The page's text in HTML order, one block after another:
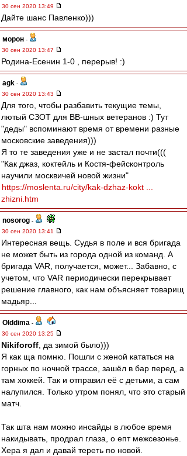
30 сен 2020 13:49
Дайте шанс Павленко)))
морон -
30 сен 2020 13:47
Родина-Есенин 1-0 , перерыв! :)
agk -
30 сен 2020 13:43
Для того, чтобы разбавить текущие темы,
лютый СЗОТ для ВВ-шных ветеранов :) Тут
"деды" вспоминают время от времени разные
московские заведения)))
Я то те заведения уже и не застал почти(((
"Как джаз, коктейль и Костя-фейсконтроль
научили москвичей новой жизни"
https://moslenta.ru/city/kak-dzhaz-kokt ...
zhizni.htm
nosorog -
30 сен 2020 13:41
Интересная вещь. Судья в поле и вся бригада
не может быть из города одной из команд. А
бригада VAR, получается, может... Забавно, с
учетом, что VAR периодически перекрывает
решение главного, как нам объясняет товарищ
мадьяр...
Olddima -
30 сен 2020 13:25
Nikiforoff , да зимой было)))
Я как ща помню. Пошли с женой кататься на
горных по ночной трассе, зашёл в бар перед, а
там хоккей. Так и отправил её с детьми, а сам
налупился. Только утром понял, что это старый
матч.
Так шта нам можно инсайды в любое время
накидывать, продрал глаза, о епт межсезонье.
Хера я дал и давай тереть по новой.